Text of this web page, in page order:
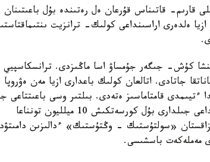
قارىم- قاتىناس قۇرعان ەل رەتىندە بۇل باعىتىنان
ەلدەرى اراسىنداعى كولىك- ترانزيت
كۇش- جىگەر جۇمساۋ اسا ماڭىزدى. ترانسكاسپيي
جاتادى. اتالعان كولىك باعدارى ازيا مەن ەۋروپا
ءتيىمدى قامتاماسىز ەتەدى. بىلتىر وسى باعىتتاعى
تاسىمالى ەكى ەسە ارتىپ، 3 ميلليون تونناعا جەتتى. الداعى جىلدارى بۇل كورسەتكىش 10 ميلليون تونناعا
«سولتۇستىك - وڭتۇستىك» ءدالىزىن
مەملەكەت باسشىسى.